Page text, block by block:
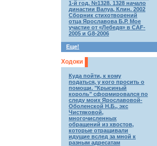
1-й год. №1328. 1328 начало
династии Валуа, Клин. 2002
Сборник стихотворений
отца Ярославова Б.Р. Мое
участие от «Лебедя» в CAF-
2005 и G8-2006
Еще!
Ходоки
Куда пойти, к кому
податься, у кого просить о
помощи. "Крысиный
король" сформировался по
следу моих Ярославовой-
Оболенской Н.Б., экс
Чистяковой,
многочисленных
обращений из хвостов,
которые отращивали
идущие вслед за мной к
разным адресатам